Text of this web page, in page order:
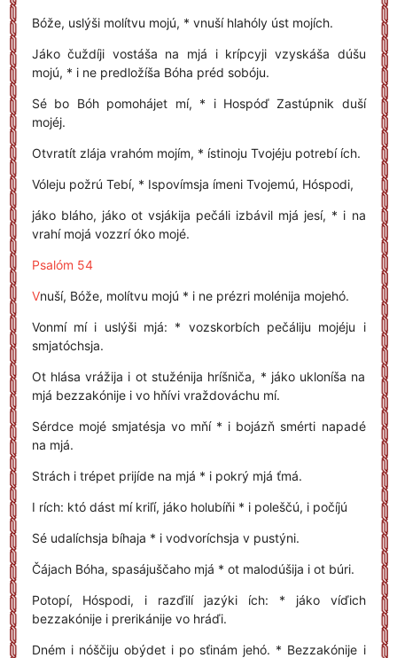
Bóže, uslýši molítvu mojú, * vnuší hlahóly úst mojích.
Jáko čuždíji vostáša na mjá i krípcyji vzyskáša dúšu
mojú, * i ne predložíša Bóha préd sobóju.
Sé bo Bóh pomohájet mí, * i Hospóď Zastúpnik duší
mojéj.
Otvratít zlája vrahóm mojím, * ístinoju Tvojéju potrebí ích.
Vóleju požrú Tebí, * Ispovímsja ímeni Tvojemú, Hóspodi,
jáko bláho, jáko ot vsjákija pečáli izbávil mjá jesí, * i na
vrahí mojá vozzrí óko mojé.
Psalóm 54
Vnuší, Bóže, molítvu mojú * i ne prézri molénija mojehó.
Vonmí mí i uslýši mjá: * vozskorbích pečáliju mojéju i
smjatóchsja.
Ot hlása vrážija i ot stužénija hríšniča, * jáko ukloníša na
mjá bezzakónije i vo hňívi vraždováchu mí.
Sérdce mojé smjatésja vo mňí * i bojázň smérti napadé
na mjá.
Strách i trépet prijíde na mjá * i pokrý mjá ťmá.
I rích: któ dást mí kriľí, jáko holubíňi * i poleščú, i počíjú
Sé udalíchsja bíhaja * i vodvoríchsja v pustýni.
Čájach Bóha, spasájuščaho mjá * ot malodúšija i ot búri.
Potopí, Hóspodi, i razďilí jazýki ích: * jáko víďich
bezzakónije i prerikánije vo hráďi.
Dném i nóščiju obýdet i po sťinám jehó. * Bezzakónije i